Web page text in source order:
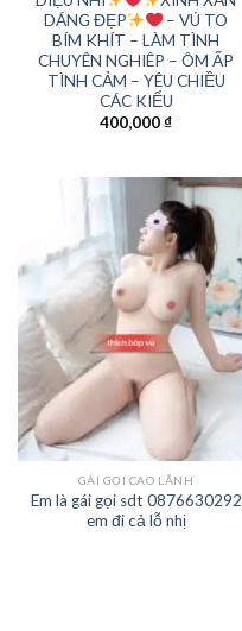
DÁNG ĐẸP
– VÚ TO
BÍM KHÍT – LÀM TÌNH
CHUYÊN NGHIÊP – ÔM ẤP
TÌNH CẢM – YÊU CHIỀU
CÁC KIỂU
400,000₫
GÁI GỌI CAO LÃNH
Em là gái gọi sdt 0876630292
em đi cả lỗ nhị